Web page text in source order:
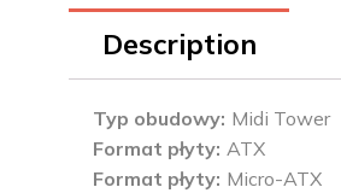
Description
Typ obudowy Midi Tower
Format płyty ATX
Format płyty Micro-ATX